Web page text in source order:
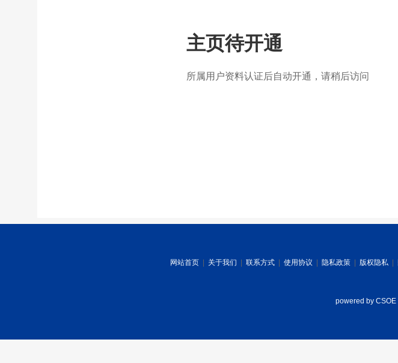
主页待开通
所属用户资料认证后自动开通，请稍后访问
网站首页 关于我们 联系方式 使用协议 隐私政策 版权隐私
powered by CSOE